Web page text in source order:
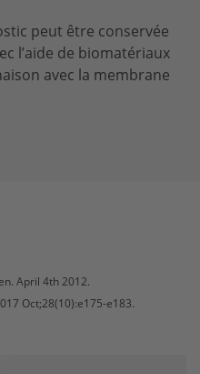
peut être conservée
l’aide de biomatériaux
avec la membrane
April 4th 2012.
Oct;28(10):e175-e183.